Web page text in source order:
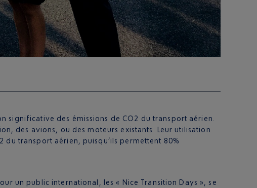
significative des émissions de CO2 du transport aérien.
des avions, ou des moteurs existants. Leur utilisation
transport aérien, puisqu’ils permettent 80%
un public international, les « Nice Transition Days », se